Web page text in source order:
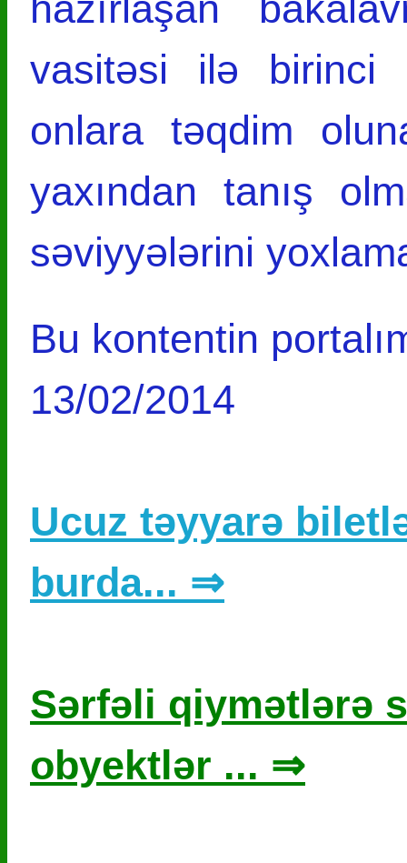
vasitəsi ilə birinci
onlara təqdim
yaxından tanış
səviyyələrini
Bu kontentin
13/02/2014
Ucuz təyyarə
burda... ⇒
Sərfəli qiymətlərə
obyektlər ... ⇒